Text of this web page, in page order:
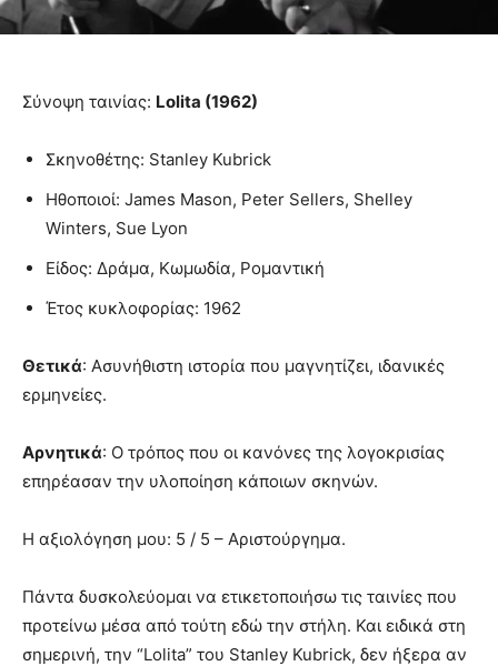
Σύνοψη ταινίας: Lolita (1962)
Σκηνοθέτης: Stanley Kubrick
Ηθοποιοί: James Mason, Peter Sellers, Shelley
Winters, Sue Lyon
Είδος: Δράμα, Κωμωδία, Ρομαντική
Έτος κυκλοφορίας: 1962
Θετικά: Ασυνήθιστη ιστορία που μαγνητίζει, ιδανικές
ερμηνείες.
Αρνητικά: Ο τρόπος που οι κανόνες της λογοκρισίας
επηρέασαν την υλοποίηση κάποιων σκηνών.
Η αξιολόγηση μου: 5 / 5 – Αριστούργημα.
Πάντα δυσκολεύομαι να ετικετοποιήσω τις ταινίες που
προτείνω μέσα από τούτη εδώ την στήλη. Και ειδικά στη
σημερινή, την “Lolita” του Stanley Kubrick, δεν ήξερα αν